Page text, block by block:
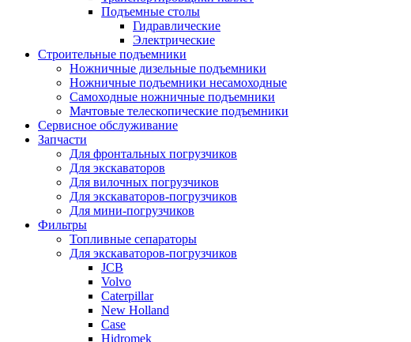
Подъемные столы
Гидравлические
Электрические
Строительные подъемники
Ножничные дизельные подъемники
Ножничные подъемники несамоходные
Самоходные ножничные подъемники
Мачтовые телескопические подъемники
Сервисное обслуживание
Запчасти
Для фронтальных погрузчиков
Для экскаваторов
Для вилочных погрузчиков
Для экскаваторов-погрузчиков
Для мини-погрузчиков
Фильтры
Топливные сепараторы
Для экскаваторов-погрузчиков
JCB
Volvo
Caterpillar
New Holland
Case
Hidromek